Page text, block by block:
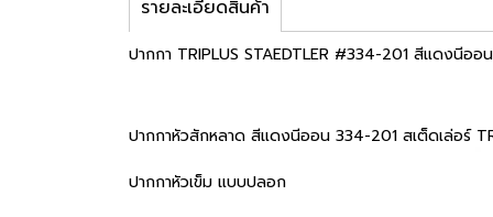
รายละเอียดสินค้า
ปากกา TRIPLUS STAEDTLER #334-201 สีแดงนีออน
ปากกาหัวสักหลาด สีแดงนีออน 334-201 สเต็ดเล่อร์
ปากกาหัวเข็ม แบบปลอก